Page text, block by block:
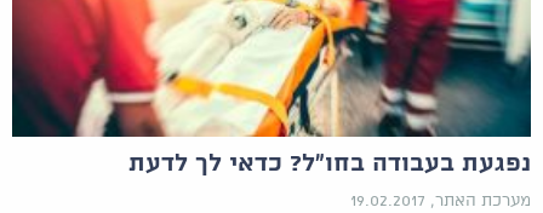
נפגעת בעבודה בחו"ל? כדאי לך לדעת
מערכת האתר, 19.02.2017